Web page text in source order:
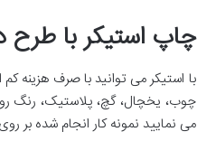
چاپ استیکر با طرح
با استیکر می توانید با صرف هزینه
چوب، یخچال، گچ، پلاستیک، رنگ
می نمایید نمونه کار انجام شده بر